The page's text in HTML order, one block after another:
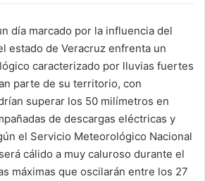
día marcado por la influencia del
estado de Veracruz enfrenta un
caracterizado por lluvias fuertes
parte de su territorio, con
superar los 50 milímetros en
de descargas eléctricas y
el Servicio Meteorológico Nacional
cálido a muy caluroso durante el
máximas que oscilarán entre los 27